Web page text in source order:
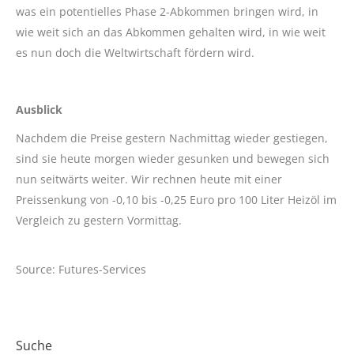
was ein potentielles Phase 2-Abkommen bringen wird, in
wie weit sich an das Abkommen gehalten wird, in wie weit
es nun doch die Weltwirtschaft fördern wird.
Ausblick
Nachdem die Preise gestern Nachmittag wieder gestiegen,
sind sie heute morgen wieder gesunken und bewegen sich
nun seitwärts weiter. Wir rechnen heute mit einer
Preissenkung von -0,10 bis -0,25 Euro pro 100 Liter Heizöl im
Vergleich zu gestern Vormittag.
Source: Futures-Services
Suche